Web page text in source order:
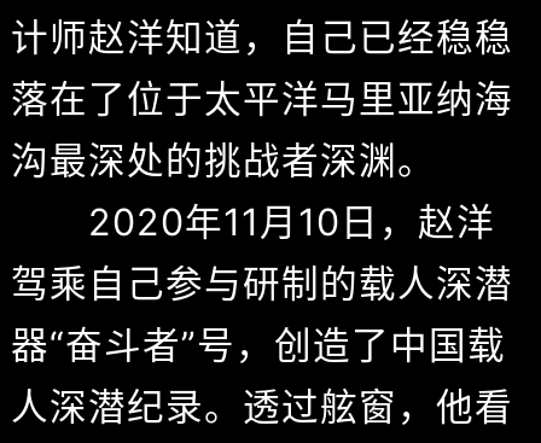
计师赵洋知道，自己已经稳稳
落在了位于太平洋马里亚纳海
沟最深处的挑战者深渊。
2020年11月10日，赵洋
驾乘自己参与研制的载人深潜
器“奋斗者”号，创造了中国载
人深潜纪录。透过舷窗，他看